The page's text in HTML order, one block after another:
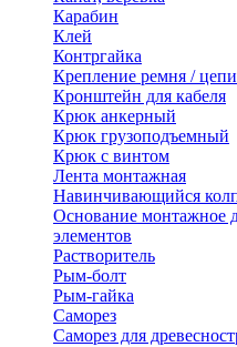
Карабин
Клей
Контргайка
Крепление ремня / цепи
Кронштейн для кабеля
Крюк анкерный
Крюк грузоподъемный
Крюк с винтом
Лента монтажная
Навинчивающийся
Основание монтажное
элементов
Растворитель
Рым-болт
Рым-гайка
Саморез
Саморез для